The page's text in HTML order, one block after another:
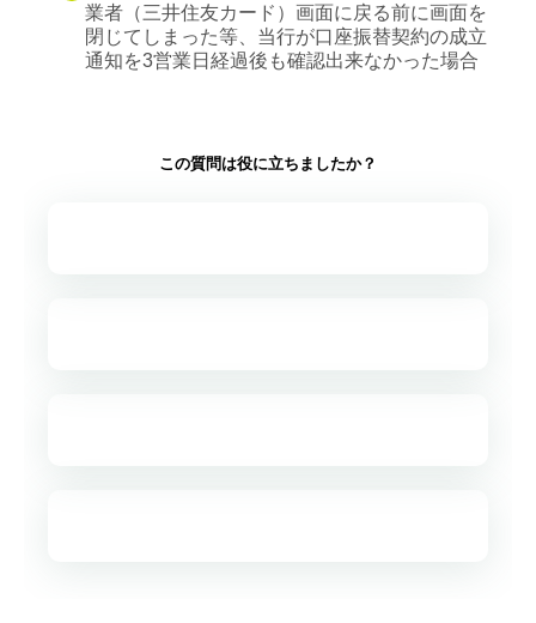
業者（三井住友カード）画面に戻る前に画面を
閉じてしまった等、当行が口座振替契約の成立
通知を3営業日経過後も確認出来なかった場合
この質問は役に立ちましたか？